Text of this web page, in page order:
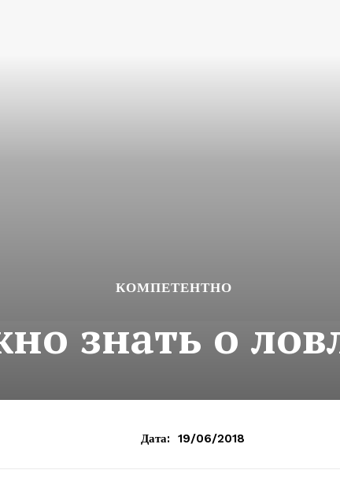
КОМПЕТЕНТНО
знать о
Дата: 19/06/2018